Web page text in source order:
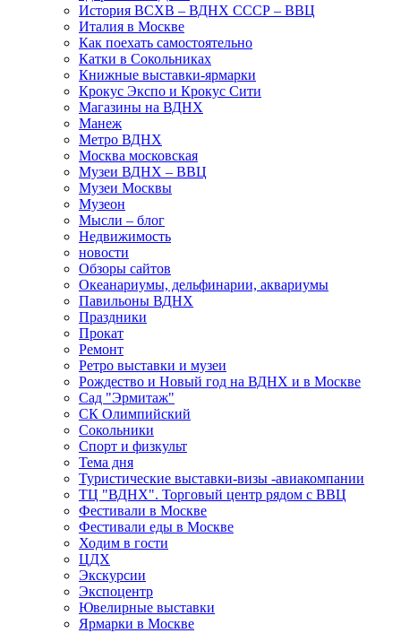
История ВСХВ – ВДНХ СССР – ВВЦ
Италия в Москве
Как поехать самостоятельно
Катки в Сокольниках
Книжные выставки-ярмарки
Крокус Экспо и Крокус Сити
Магазины на ВДНХ
Манеж
Метро ВДНХ
Москва московская
Музеи ВДНХ – ВВЦ
Музеи Москвы
Музеон
Мысли – блог
Недвижимость
новости
Обзоры сайтов
Океанариумы, дельфинарии, аквариумы
Павильоны ВДНХ
Праздники
Прокат
Ремонт
Ретро выставки и музеи
Рождество и Новый год на ВДНХ и в Москве
Сад "Эрмитаж"
СК Олимпийский
Сокольники
Спорт и физкульт
Тема дня
Туристические выставки-визы -авиакомпании
ТЦ "ВДНХ". Торговый центр рядом с ВВЦ
Фестивали в Москве
Фестивали еды в Москве
Ходим в гости
ЦДХ
Экскурсии
Экспоцентр
Ювелирные выставки
Ярмарки в Москве